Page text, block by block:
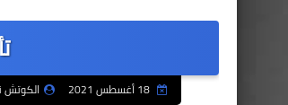
الكوتش